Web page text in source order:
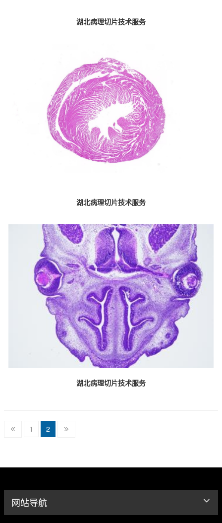
湖北病理切片技术服务
湖北病理切片技术服务
湖北病理切片技术服务
1 2
网站导航